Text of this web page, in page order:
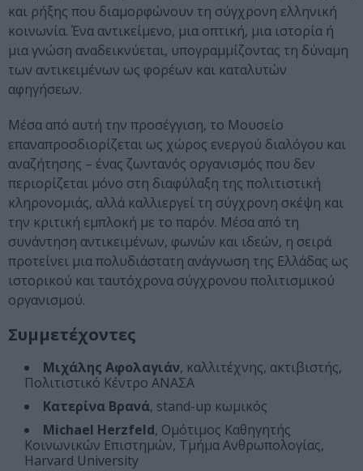
και ρήξης που διαμορφώνουν τη σύγχρονη ελληνική
κοινωνία. Ένα αντικείμενο, μια οπτική, μια ιστορία ή
μια γνώση αναδεικνύεται, υπογραμμίζοντας τη δύναμη
των αντικειμένων ως φορέων και καταλυτών
αφηγήσεων.
Μέσα από αυτή την προσέγγιση, το Μουσείο
επαναπροσδιορίζεται ως χώρος ενεργού διαλόγου και
αναζήτησης – ένας ζωντανός οργανισμός που δεν
περιορίζεται μόνο στη διαφύλαξη της πολιτιστική
κληρονομιάς, αλλά καλλιεργεί τη σύγχρονη σκέψη και
την κριτική εμπλοκή με το παρόν. Μέσα από τη
συνάντηση αντικειμένων, φωνών και ιδεών, η σειρά
προτείνει μια πολυδιάστατη ανάγνωση της Ελλάδας ως
ιστορικού και ταυτόχρονα σύγχρονου πολιτισμικού
οργανισμού.
Συμμετέχοντες
Μιχάλης Αφολαγιάν, καλλιτέχνης, ακτιβιστής,
Πολιτιστικό Κέντρο ΑΝΑΣΑ
Κατερίνα Βρανά, stand-up κωμικός
Michael Herzfeld, Ομότιμος Καθηγητής
Κοινωνικών Επιστημών, Τμήμα Ανθρωπολογίας,
Harvard University